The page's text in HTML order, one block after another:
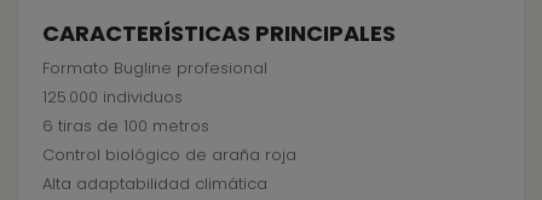
CARACTERÍSTICAS PRINCIPALES
Formato Bugline profesional
125.000 individuos
6 tiras de 100 metros
Control biológico de araña roja
Alta adaptabilidad climática